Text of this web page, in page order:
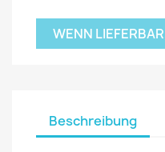
WENN
Beschreibung